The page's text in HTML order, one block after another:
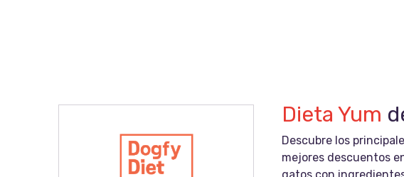
Dieta Yum
Descubre los
mejores descuentos